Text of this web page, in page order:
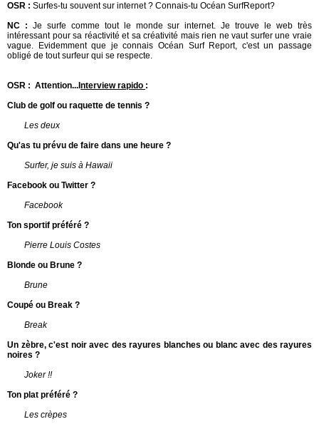
OSR : Surfes-tu souvent sur internet ? Connais-tu Océan SurfReport?
NC : Je surfe comme tout le monde sur internet. Je trouve le web très
intéressant pour sa réactivité et sa créativité mais rien ne vaut surfer une vraie
vague. Evidemment que je connais Océan Surf Report, c'est un passage
obligé de tout surfeur qui se respecte.
OSR : Attention...I nterview rapido :
Club de golf ou raquette de tennis ?
Les deux
Qu'as tu prévu de faire dans une heure ?
Surfer, je suis à Hawaii
Facebook ou Twitter ?
Facebook
Ton sportif préféré ?
Pierre Louis Costes
Blonde ou Brune ?
Brune
Coupé ou Break ?
Break
Un zèbre, c'est noir avec des rayures blanches ou blanc avec des rayures
noires ?
Joker !!
Ton plat préféré ?
Les crèpes